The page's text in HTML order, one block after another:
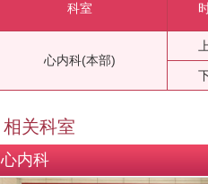
科室
心内科(本部)
相关科室
心内科